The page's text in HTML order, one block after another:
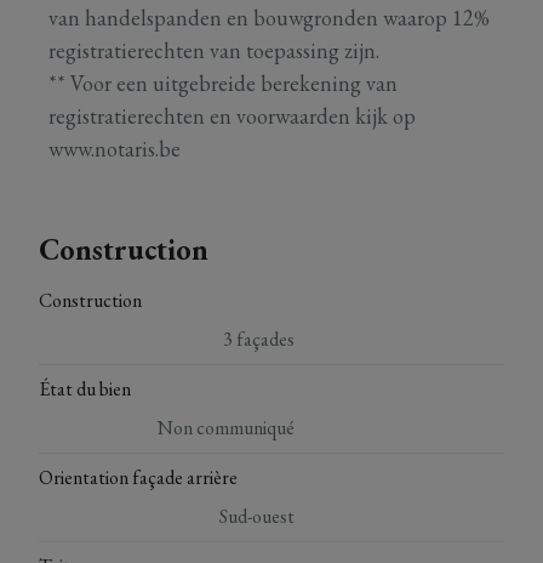
van handelspanden en bouwgronden waarop 12%
registratierechten van toepassing zijn.
** Voor een uitgebreide berekening van
registratierechten en voorwaarden kijk op
www.notaris.be
Construction
Construction
3 façades
État du bien
Non communiqué
Orientation façade arrière
Sud-ouest